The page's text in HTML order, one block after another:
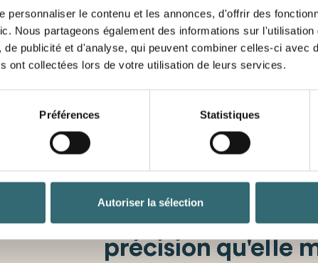
personnaliser le contenu et les annonces, d'offrir des
Nous partageons également des informations sur
publicité et d'analyse, qui peuvent combiner celles-ci avec
ont collectées lors de votre utilisation de leurs services.
Préférences Statistiques
Autoriser la sélection
verknüpft werden,
, mit denen die
ermittelt
Reduzierung von
Überbestände
Bessere
Kundenzufriedenheit
Donnez à votre
précision qu'elle